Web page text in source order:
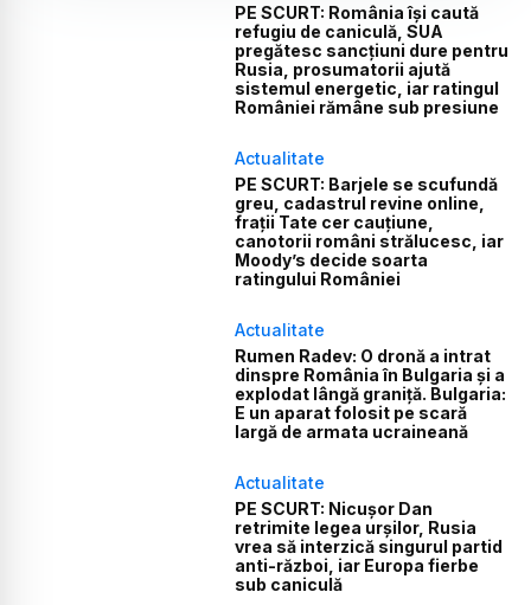
PE SCURT: România își caută
refugiu de caniculă, SUA
pregătesc sancțiuni dure pentru
Rusia, prosumatorii ajută
sistemul energetic, iar ratingul
României rămâne sub presiune
Actualitate
PE SCURT: Barjele se scufundă
greu, cadastrul revine online,
frații Tate cer cauțiune,
canotorii români strălucesc, iar
Moody’s decide soarta
ratingului României
Actualitate
Rumen Radev: O dronă a intrat
dinspre România în Bulgaria și a
explodat lângă graniță. Bulgaria:
E un aparat folosit pe scară
largă de armata ucraineană
Actualitate
PE SCURT: Nicușor Dan
retrimite legea urșilor, Rusia
vrea să interzică singurul partid
anti-război, iar Europa fierbe
sub caniculă